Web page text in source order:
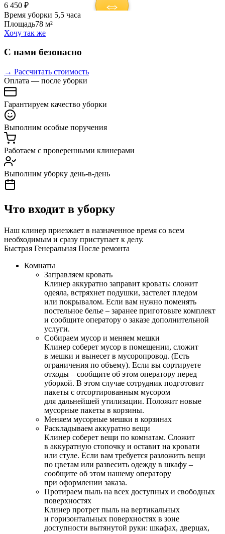
6 450 ₽
Время уборки 5,5 часа
Площадь78 м²
Хочу так же
С нами безопасно
→ Рассчитать стоимость
Оплата — после уборки
Гарантируем качество уборки
Выполним особые поручения
Работаем с проверенными клинерами
Выполним уборку день-в-день
Что входит в уборку
Наш клинер приезжает в назначенное время со всем
необходимым и сразу приступает к делу.
Быстрая Генеральная После ремонта
Комнаты
Заправляем кровать
Клинер аккуратно заправит кровать: сложит
одеяла, встряхнет подушки, застелет пледом
или покрывалом. Если вам нужно поменять
постельное белье – заранее приготовьте комплект
и сообщите оператору о заказе дополнительной
услуги.
Собираем мусор и меняем мешки
Клинер соберет мусор в помещении, сложит
в мешки и вынесет в мусоропровод. (Есть
ограничения по объему). Если вы сортируете
отходы – сообщите об этом оператору перед
уборкой. В этом случае сотрудник подготовит
пакеты с отсортированным мусором
для дальнейшей утилизации. Положит новые
мусорные пакеты в корзины.
Меняем мусорные мешки в корзинах
Раскладываем аккуратно вещи
Клинер соберет вещи по комнатам. Сложит
в аккуратную стопочку и оставит на кровати
или стуле. Если вам требуется разложить вещи
по цветам или развесить одежду в шкафу –
сообщите об этом нашему оператору
при оформлении заказа.
Протираем пыль на всех доступных и свободных
поверхностях
Клинер протрет пыль на вертикальных
и горизонтальных поверхностях в зоне
доступности вытянутой руки: шкафах, дверцах,